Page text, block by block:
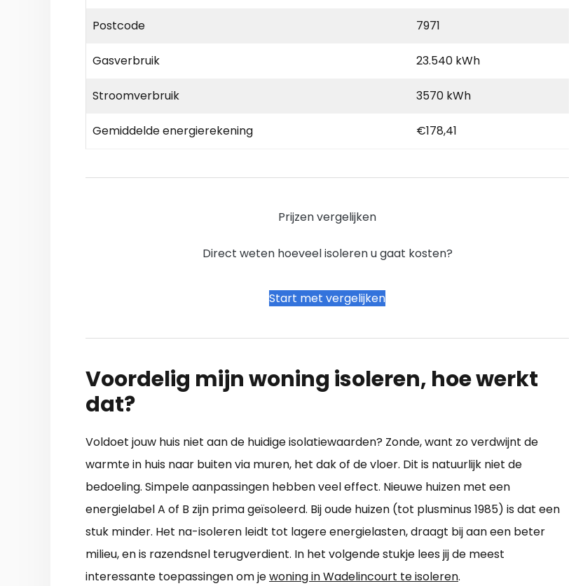
Postcode 7971
Gasverbruik 23.540 kWh
Stroomverbruik 3570 kWh
Gemiddelde energierekening €178,41
Prijzen vergelijken
Direct weten hoeveel isoleren u gaat kosten?
Start met vergelijken
Voordelig mijn woning isoleren, hoe werkt
dat?
Voldoet jouw huis niet aan de huidige isolatiewaarden? Zonde, want zo verdwijnt de
warmte in huis naar buiten via muren, het dak of de vloer. Dit is natuurlijk niet de
bedoeling. Simpele aanpassingen hebben veel effect. Nieuwe huizen met een
energielabel A of B zijn prima geïsoleerd. Bij oude huizen (tot plusminus 1985) is dat een
stuk minder. Het na-isoleren leidt tot lagere energielasten, draagt bij aan een beter
milieu, en is razendsnel terugverdient. In het volgende stukje lees jij de meest
interessante toepassingen om jewoning in Wadelincourt te isoleren.